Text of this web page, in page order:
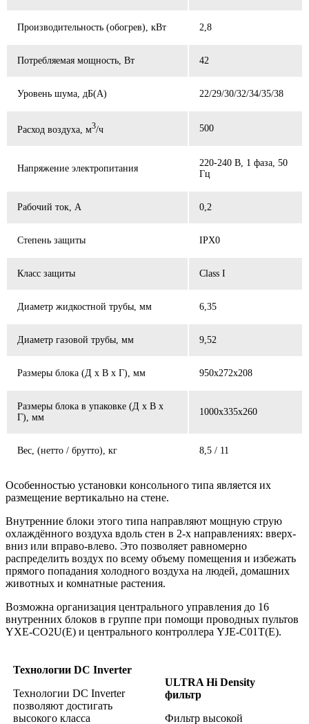
Производительность (обогрев), кВт 2,8
Потребляемая мощность, Вт 42
Уровень шума, дБ(А) 22/29/30/32/34/35/38
Расход воздуха, м3/ч 500
Напряжение электропитания
220-240 В, 1 фаза, 50
Гц
Рабочий ток, А 0,2
Степень защиты IPX0
Класс защиты Class I
Диаметр жидкостной трубы, мм 6,35
Диаметр газовой трубы, мм 9,52
Размеры блока (Д x В x Г), мм 950x272x208
Размеры блока в упаковке (Д x В x
Г), мм
1000x335x260
Вес, (нетто / брутто), кг 8,5 / 11
Особенностью установки консольного типа является их
размещение вертикально на стене.
Внутренние блоки этого типа направляют мощную струю
охлаждённого воздуха вдоль стен в 2-х направлениях: вверх-
вниз или вправо-влево. Это позволяет равномерно
распределить воздух по всему объему помещения и избежать
прямого попадания холодного воздуха на людей, домашних
животных и комнатные растения.
Возможна организация центрального управления до 16
внутренних блоков в группе при помощи проводных пультов
YXE-CO2U(E) и центрального контроллера YJE-C01T(E).
Технологии DC Inverter
Технологии DC Inverter
позволяют достигать
высокого класса
ULTRA Hi Density
фильтр
Фильтр высокой